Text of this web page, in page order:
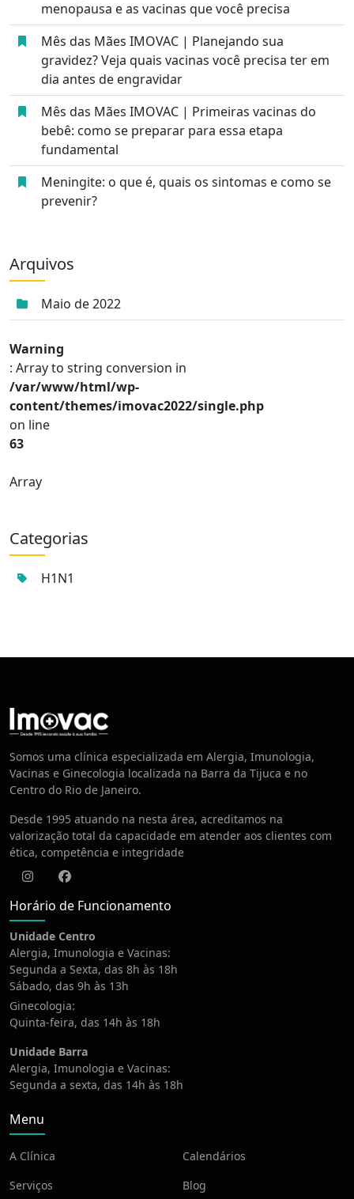
menopausa e as vacinas que você precisa
Mês das Mães IMOVAC | Planejando sua
gravidez? Veja quais vacinas você precisa ter em
dia antes de engravidar
Mês das Mães IMOVAC | Primeiras vacinas do
bebê: como se preparar para essa etapa
fundamental
Meningite: o que é, quais os sintomas e como se
prevenir?
Arquivos
Maio de 2022
Warning
: Array to string conversion in
/var/www/html/wp-
content/themes/imovac2022/single.php
on line
63
Array
Categorias
H1N1
Centro de Vacinação
Somos uma clínica especializada em Alergia, Imunologia,
Vacinas e Ginecologia localizada na Barra da Tijuca e no
Centro do Rio de Janeiro.
Desde 1995 atuando na nesta área, acreditamos na
valorização total da capacidade em atender aos clientes com
ética, competência e integridade
InstagramFacebook
Horário de Funcionamento
Unidade Centro
Alergia, Imunologia e Vacinas:
Segunda a Sexta, das 8h às 18h
Sábado, das 9h às 13h
Ginecologia:
Quinta-feira, das 14h às 18h
Unidade Barra
Alergia, Imunologia e Vacinas:
Segunda a sexta, das 14h às 18h
Menu
A Clínica
Serviços
Calendários
Blog